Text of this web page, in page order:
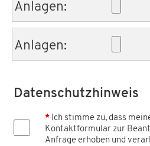
Anlagen:
Anlagen:
Datenschutzhinweis
* Ich stimme zu, dass
Kontaktformular zur
Anfrage erhoben und